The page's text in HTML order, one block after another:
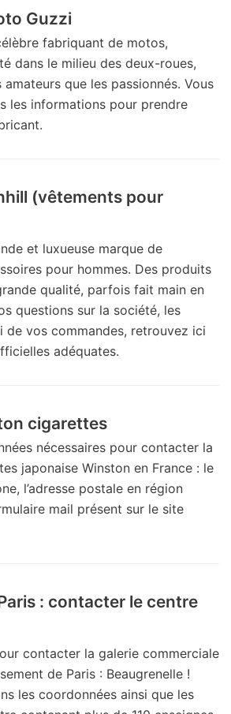
Guzzi
fabriquant de motos,
dans le milieu des deux-roues,
que les passionnés. Vous
les informations pour prendre
(vêtements pour
et luxueuse marque de
pour hommes. Des produits
qualité, parfois fait main en
questions sur la société, les
de vos commandes, retrouvez ici
adéquates.
cigarettes
nécessaires pour contacter la
japonaise Winston en France : le
l’adresse postale en région
mail présent sur le site
: contacter le centre
contacter la galerie commerciale
de Paris : Beaugrenelle !
les coordonnées ainsi que les